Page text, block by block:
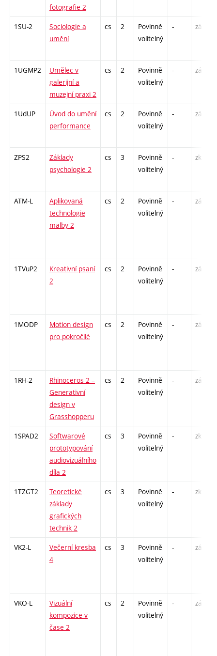
fotografie 2
1SU-2
Sociologie a
umění
cs 2
Povinně
volitelný
- zá
1UGMP2
Umělec v
galerijní a
muzejní praxi 2
cs 2
Povinně
volitelný
- zá
1UdUP
Úvod do umění
performance
cs 2
Povinně
volitelný
- zá
ZPS2
Základy
psychologie 2
cs 3
Povinně
volitelný
- zk
ATM-L
Aplikovaná
technologie
malby 2
cs 2
Povinně
volitelný
- zá
1TVuP2
Kreativní psaní
2
cs 2
Povinně
volitelný
- zá
1MODP
Motion design
pro pokročilé
cs 2
Povinně
volitelný
- zá
1RH-2
Rhinoceros 2 –
Generativní
design v
Grasshopperu
cs 2
Povinně
volitelný
- zá
1SPAD2
Softwarové
prototypování
audiovizuálního
díla 2
cs 3
Povinně
volitelný
- zk
1TZGT2
Teoretické
základy
grafických
technik 2
cs 3
Povinně
volitelný
- zk
VK2-L
Večerní kresba
4
cs 3
Povinně
volitelný
- zá,zk
VKO-L
Vizuální
kompozice v
čase 2
cs 2
Povinně
volitelný
- zá